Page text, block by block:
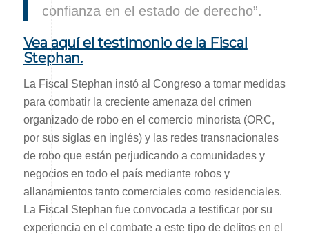
confianza en el estado de derecho”.
Vea aquí el testimonio de la Fiscal
Stephan.
La Fiscal Stephan instó al Congreso a tomar medidas
para combatir la creciente amenaza del crimen
organizado de robo en el comercio minorista (ORC,
por sus siglas en inglés) y las redes transnacionales
de robo que están perjudicando a comunidades y
negocios en todo el país mediante robos y
allanamientos tanto comerciales como residenciales.
La Fiscal Stephan fue convocada a testificar por su
experiencia en el combate a este tipo de delitos en el